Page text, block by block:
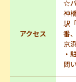
アクセス
☆
神
駅
番
京
・
問